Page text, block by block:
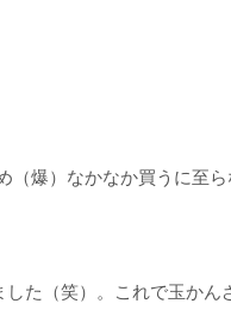
（爆）なかなか買うに至
た（笑）。これで玉かん